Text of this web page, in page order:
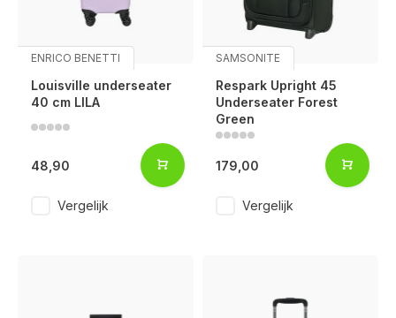
ENRICO BENETTI
Louisville underseater
40 cm LILA
48,90
Vergelijk
SAMSONITE
Respark Upright 45
Underseater Forest
Green
179,00
Vergelijk